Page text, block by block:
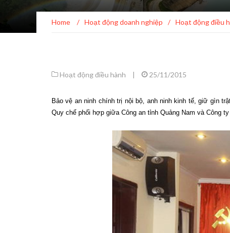
Home / Hoạt động doanh nghiệp / Hoạt động điều
Hoạt động điều hành | 25/11/2015
Bảo vệ an ninh chính trị nội bộ, anh ninh kinh tế, giữ gìn
Quy chế phối hợp giữa Công an tỉnh Quảng Nam và Công